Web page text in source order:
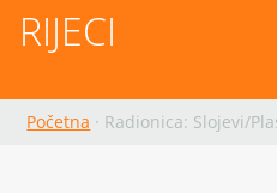
RIJECI
Početna · Radionica: Slojevi/